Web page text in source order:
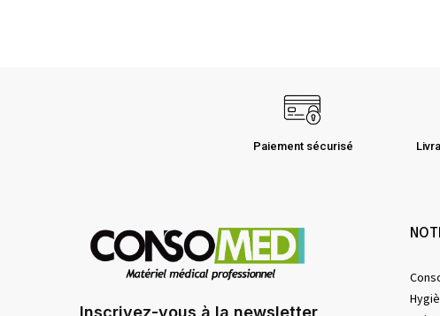
Paiement sécurisé
Inscrivez-vous à la newsletter